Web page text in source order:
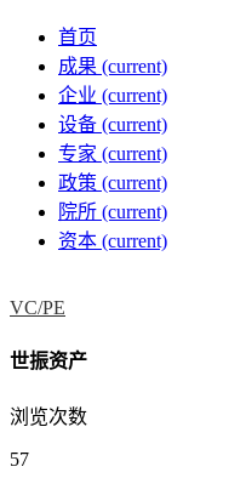
首页
成果 (current)
企业 (current)
设备 (current)
专家 (current)
政策 (current)
院所 (current)
资本 (current)
VC/PE
世振资产
浏览次数
57